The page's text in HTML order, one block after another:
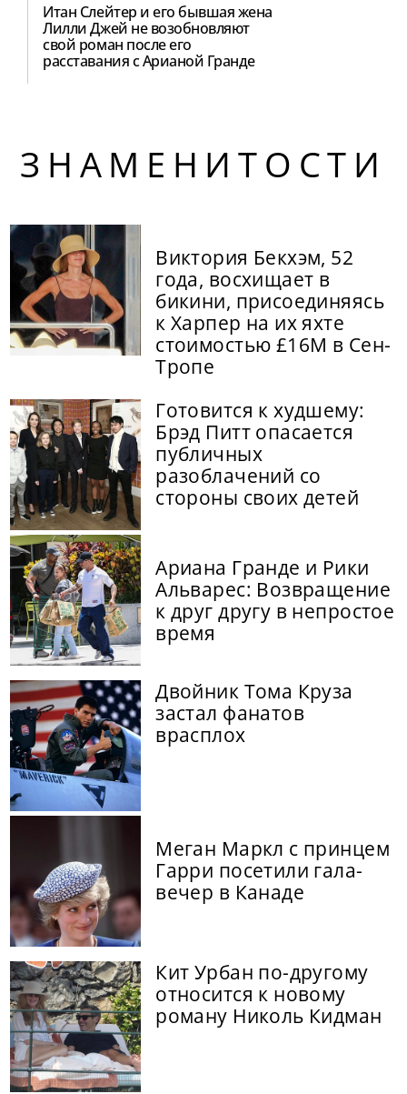
Итан Слейтер и его бывшая жена
Лилли Джей не возобновляют
свой роман после его
расставания с Арианой Гранде
ЗНАМЕНИТОСТИ
Виктория Бекхэм, 52
года, восхищает в
бикини, присоединяясь
к Харпер на их яхте
стоимостью £16M в Сен-
Тропе
Готовится к худшему:
Брэд Питт опасается
публичных
разоблачений со
стороны своих детей
Ариана Гранде и Рики
Альварес: Возвращение
к друг другу в непростое
время
Двойник Тома Круза
застал фанатов
врасплох
Меган Маркл с принцем
Гарри посетили гала-
вечер в Канаде
Кит Урбан по-другому
относится к новому
роману Николь Кидман